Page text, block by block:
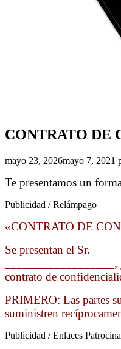
CONTRATO DE
mayo 23, 2026mayo 7, 2021
Te presentamos un
Publicidad / Relámpago
«CONTRATO DE
Se presentan el Sr.
contrato de
PRIMERO: Las partes
suministren
Publicidad / Enlaces